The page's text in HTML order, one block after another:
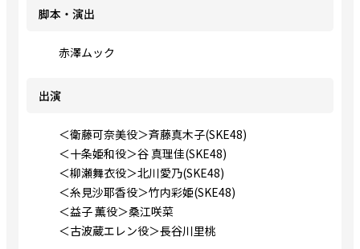
脚本・演出
赤澤ムック
出演
＜衛藤可奈美役＞斉藤真木子(SKE48)
＜十条姫和役＞谷 真理佳(SKE48)
＜柳瀬舞衣役＞北川愛乃(SKE48)
＜糸見沙耶香役＞竹内彩姫(SKE48)
＜益子 薫役＞桑江咲菜
＜古波蔵エレン役＞長谷川里桃